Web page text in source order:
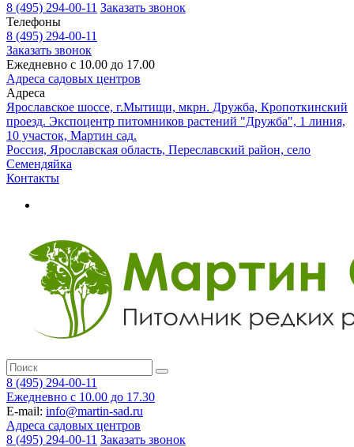
8 (495) 294-00-11 Заказать звонок
Телефоны
8 (495) 294-00-11
Заказать звонок
Ежедневно с 10.00 до 17.00
Адреса садовых центров
Адреса
Ярославское шоссе, г.Мытищи, мкрн. Дружба, Кропоткинский
проезд. Экспоцентр питомников растений "Дружба", 1 линия,
10 участок, Мартин сад.
Россия, Ярославская область, Переславский район, село
Семендяйка
Контакты
8 (495) 294-00-11
Ежедневно с 10.00 до 17.30
E-mail: info@martin-sad.ru
Адреса садовых центров
8 (495) 294-00-11 Заказать звонок